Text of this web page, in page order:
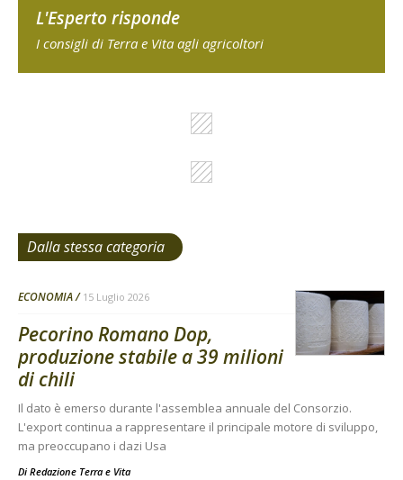
L'Esperto risponde
I consigli di Terra e Vita agli agricoltori
Dalla stessa categoria
ECONOMIA 15 Luglio 2026
Pecorino Romano Dop,
produzione stabile a 39 milioni
di chili
Il dato è emerso durante l'assemblea annuale del Consorzio.
L'export continua a rappresentare il principale motore di sviluppo,
ma preoccupano i dazi Usa
Di Redazione Terra e Vita